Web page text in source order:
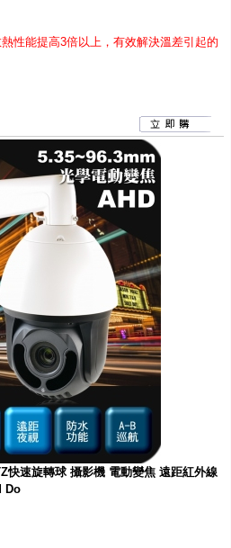
性能提高3倍以上，有效解決溫差引起的
快速旋轉球 攝影機 電動變焦 遠距紅外線
Do